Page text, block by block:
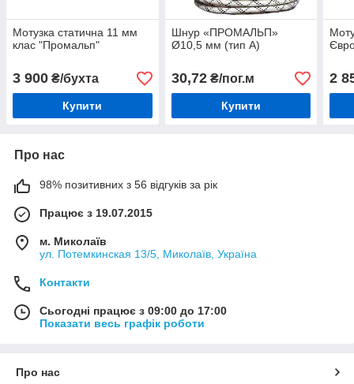
Мотузка статична 11 мм
клас "Промальп"
3 900 ₴/бухта
Купити
Шнур «ПРОМАЛЬП»
Ø10,5 мм (тип А)
30,72₴/пог.м
Купити
2
Про нас
98% позитивних з 56 відгуків за рік
Працює з 19.07.2015
м. Миколаїв
ул. Потемкинская 13/5, Миколаїв, Україна
Контакти
Сьогодні працює з 09:00 до 17:00
Показати весь графік роботи
Про нас